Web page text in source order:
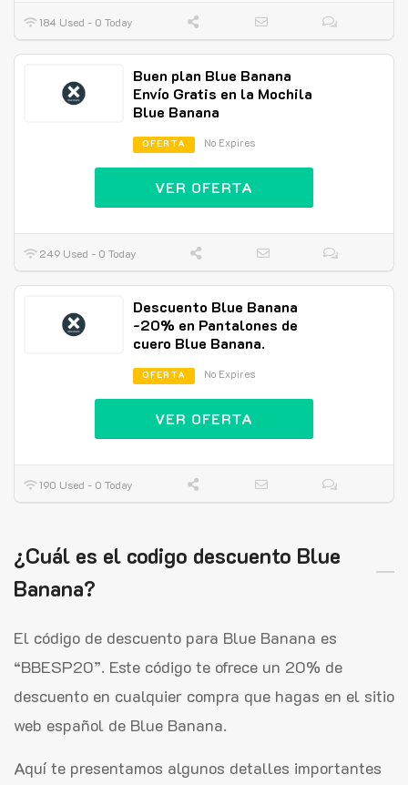
184 Used - 0 Today
Buen plan Blue Banana
Envío Gratis en la Mochila
Blue Banana
OFERTA No Expires
VER OFERTA
249 Used - 0 Today
Descuento Blue Banana
-20% en Pantalones de
cuero Blue Banana.
OFERTA No Expires
VER OFERTA
190 Used - 0 Today
¿Cuál es el codigo descuento Blue
Banana?
El código de descuento para Blue Banana es
“BBESP20”. Este código te ofrece un 20% de
descuento en cualquier compra que hagas en el sitio
web español de Blue Banana.
Aquí te presentamos algunos detalles importantes